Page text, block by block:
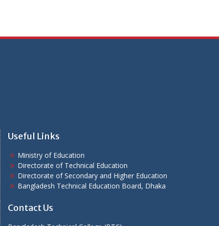
Useful Links
Ministry of Education
Directorate of Technical Education
Directorate of Secondary and Higher Education
Bangladesh Technical Education Board, Dhaka
Contact Us